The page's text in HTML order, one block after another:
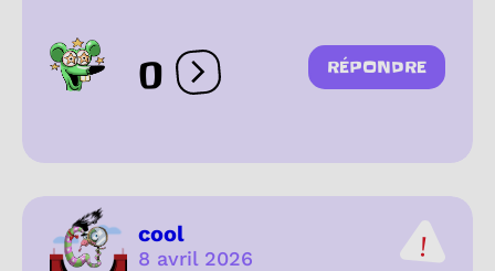
0 Ouvrir les réactions
RÉPONDRE
cool
8 avril 2026